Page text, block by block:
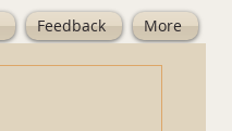
Feedback More